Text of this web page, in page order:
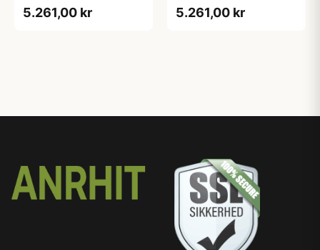
5.261,00 kr 5.261,00 kr